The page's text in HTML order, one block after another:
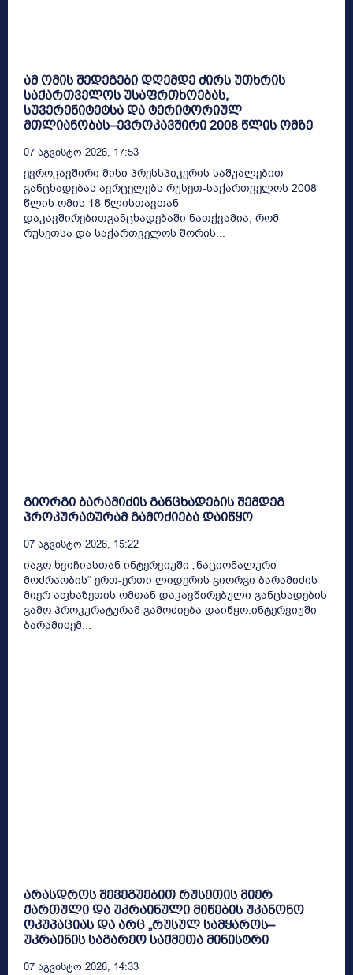
ამ ომის შედეგები დღემდე ძირს უთხრის
საქართველოს უსაფრთხოებას,
სუვერენიტეტსა და ტერიტორიულ
მთლიანობას–ევროკავშირი 2008 წლის ომზე
07 Აგვისტო 2026, 17:53
ევროკავშირი მისი პრესსპიკერის საშუალებით
განცხადებას ავრცელებს რუსეთ-საქართველოს 2008
წლის ომის 18 წლისთავთან
დაკავშირებითგანცხადებაში ნათქვამია, რომ
რუსეთსა და საქართველოს შორის...
გიორგი ბარამიძის განცხადების შემდეგ
პროკურატურამ გამოძიება დაიწყო
07 Აგვისტო 2026, 15:22
იაგო ხვიჩიასთან ინტერვიუში „ნაციონალური
მოძრაობის“ ერთ-ერთი ლიდერის გიორგი ბარამიძის
მიერ აფხაზეთის ომთან დაკავშირებული განცხადების
გამო პროკურატურამ გამოძიება დაიწყო.ინტერვიუში
ბარამიძემ...
არასდროს შევეგუებით რუსეთის მიერ
ქართული და უკრაინული მიწების უკანონო
ოკუპაციას და არც „რუსულ სამყაროს–
უკრაინის საგარეო საქმეთა მინისტრი
07 Აგვისტო 2026, 14:33